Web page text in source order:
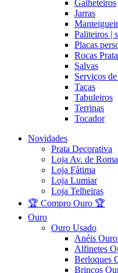
Galheteiros
Jarras
Paliteiros |
Placas
Rocas
Salvas
Serviços
Taças
Tabuleiros
Terrinas
Tocador
Novidades
Prata Decorativa
Loja Av. de Roma
Loja Fátima
Loja Lumiar
Loja Telheiras
🏆 Compro Ouro 🏆
Ouro
Ouro Usado
Anéis
Alfinetes
Berloques
Brincos